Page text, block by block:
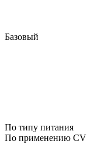
Базовый
По типу питания
По применению CV